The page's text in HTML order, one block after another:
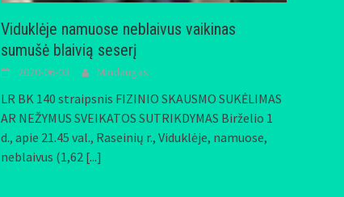
Viduklėje namuose neblaivus vaikinas
sumušė blaivią seserį
2020-06-03 Mindaugas
LR BK 140 straipsnis FIZINIO SKAUSMO SUKĖLIMAS
AR NEŽYMUS SVEIKATOS SUTRIKDYMAS Birželio 1
d., apie 21.45 val., Raseinių r., Viduklėje, namuose,
neblaivus (1,62 [...]